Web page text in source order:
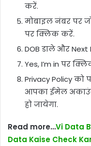
करें.
मोबाइल नंबर पर
पर क्लिक करें.
DOB डाले और
Yes, I’m in पर
Privacy Policy
आपका ईमेल
हो जायेगा.
Read more…Vi Data
Data Kaise Check